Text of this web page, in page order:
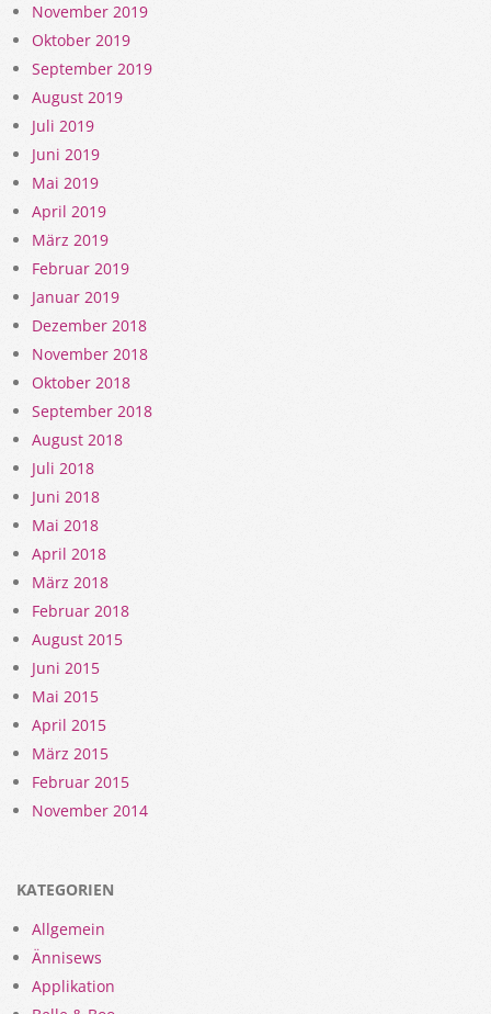
November 2019
Oktober 2019
September 2019
August 2019
Juli 2019
Juni 2019
Mai 2019
April 2019
März 2019
Februar 2019
Januar 2019
Dezember 2018
November 2018
Oktober 2018
September 2018
August 2018
Juli 2018
Juni 2018
Mai 2018
April 2018
März 2018
Februar 2018
August 2015
Juni 2015
Mai 2015
April 2015
März 2015
Februar 2015
November 2014
KATEGORIEN
Allgemein
Ännisews
Applikation